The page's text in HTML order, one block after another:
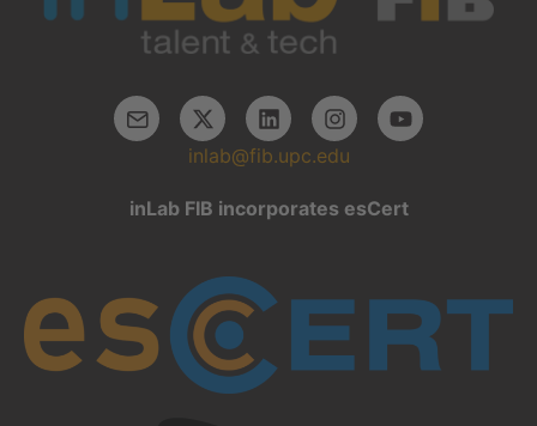
inlab@fib.upc.edu
inLab FIB incorporates esCert